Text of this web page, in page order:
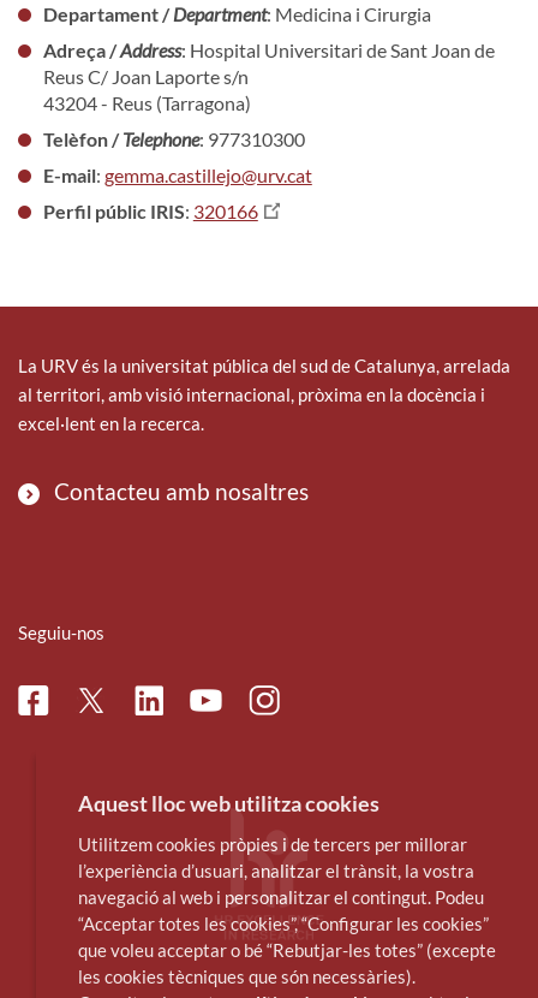
Departament /Department: Medicina i Cirurgia
Adreça /Address: Hospital Universitari de Sant Joan de
Reus C/ Joan Laporte s/n
43204 - Reus (Tarragona)
Telèfon /Telephone: 977310300
E-mail: gemma.castillejo@urv.cat
Perfil públic IRIS: 320166
La URV és la universitat pública del sud de Catalunya, arrelada
al territori, amb visió internacional, pròxima en la docència i
excel·lent en la recerca.
Contacteu amb nosaltres
Seguiu-nos
FacebookTwitterLinkedinYoutubeInstagram
Aquest lloc web utilitza cookies
Utilitzem cookies pròpies i de tercers per millorar
l’experiència d’usuari, analitzar el trànsit, la vostra
navegació al web i personalitzar el contingut. Podeu
“Acceptar totes les cookies”, “Configurar les cookies”
que voleu acceptar o bé “Rebutjar-les totes” (excepte
les cookies tècniques que són necessàries).